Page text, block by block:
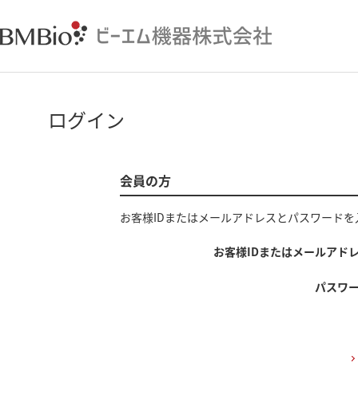
ログイン
会員の方
お客様IDまたはメールアドレス とパスワード
お客様IDまたはメールアド
パスワ